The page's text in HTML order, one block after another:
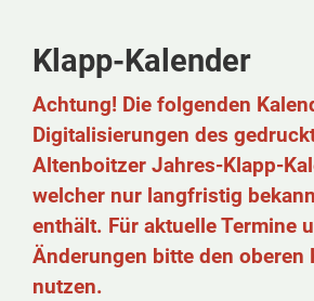
Klapp-Kalender
Achtung! Die folgenden
Digitalisierungen des
Altenboitzer Jahres-Klapp-
welcher nur langfristig
enthält. Für aktuelle Termine
Änderungen bitte den oberen
nutzen.